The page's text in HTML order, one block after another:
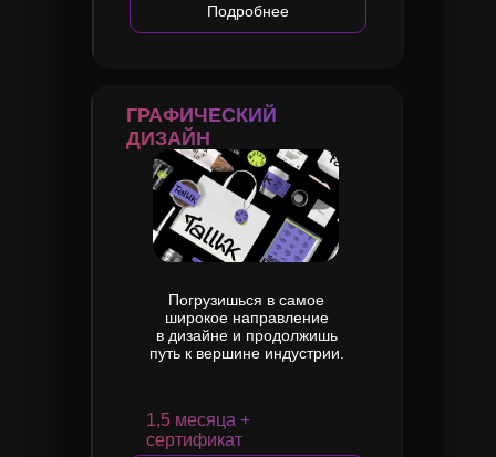
Погрузишься в самое
широкое направление
в дизайне и продолжишь
путь к вершине индустрии.
ГРАФИЧЕСКИЙ
ДИЗАЙН
Подробнее
1,5 месяца +
сертификат